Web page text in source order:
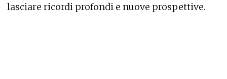
lasciare ricordi profondi e nuove prospettive.